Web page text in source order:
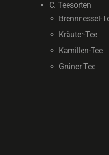
C. Teesorten
Brennnessel-
Kräuter-Tee
Kamillen-Tee
Grüner Tee